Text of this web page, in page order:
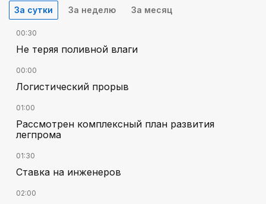
За сутки За неделю За месяц
00:30
Не теряя поливной влаги
00:00
Логистический прорыв
01:00
Рассмотрен комплексный план развития
легпрома
01:30
Ставка на инженеров
02:00